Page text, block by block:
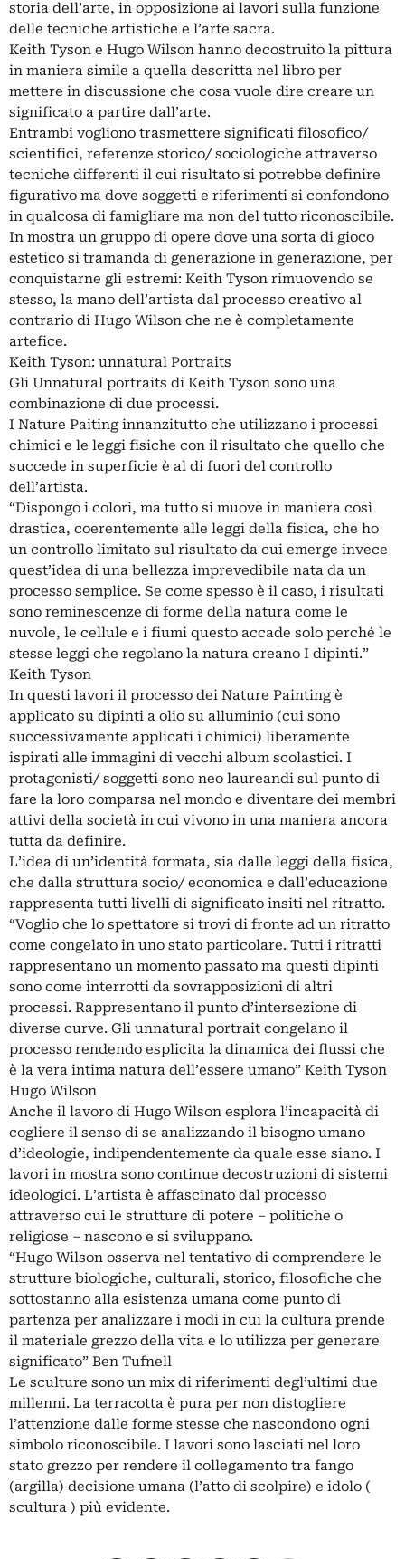
storia dell’arte, in opposizione ai lavori sulla funzione
delle tecniche artistiche e l’arte sacra.
Keith Tyson e Hugo Wilson hanno decostruito la pittura
in maniera simile a quella descritta nel libro per
mettere in discussione che cosa vuole dire creare un
significato a partire dall’arte.
Entrambi vogliono trasmettere significati filosofico/
scientifici, referenze storico/ sociologiche attraverso
tecniche differenti il cui risultato si potrebbe definire
figurativo ma dove soggetti e riferimenti si confondono
in qualcosa di famigliare ma non del tutto riconoscibile.
In mostra un gruppo di opere dove una sorta di gioco
estetico si tramanda di generazione in generazione, per
conquistarne gli estremi: Keith Tyson rimuovendo se
stesso, la mano dell’artista dal processo creativo al
contrario di Hugo Wilson che ne è completamente
artefice.
Keith Tyson: unnatural Portraits
Gli Unnatural portraits di Keith Tyson sono una
combinazione di due processi.
I Nature Paiting innanzitutto che utilizzano i processi
chimici e le leggi fisiche con il risultato che quello che
succede in superficie è al di fuori del controllo
dell’artista.
“Dispongo i colori, ma tutto si muove in maniera così
drastica, coerentemente alle leggi della fisica, che ho
un controllo limitato sul risultato da cui emerge invece
quest’idea di una bellezza imprevedibile nata da un
processo semplice. Se come spesso è il caso, i risultati
sono reminescenze di forme della natura come le
nuvole, le cellule e i fiumi questo accade solo perché le
stesse leggi che regolano la natura creano I dipinti.”
Keith Tyson
In questi lavori il processo dei Nature Painting è
applicato su dipinti a olio su alluminio (cui sono
successivamente applicati i chimici) liberamente
ispirati alle immagini di vecchi album scolastici. I
protagonisti/ soggetti sono neo laureandi sul punto di
fare la loro comparsa nel mondo e diventare dei membri
attivi della società in cui vivono in una maniera ancora
tutta da definire.
L’idea di un’identità formata, sia dalle leggi della fisica,
che dalla struttura socio/ economica e dall’educazione
rappresenta tutti livelli di significato insiti nel ritratto.
“Voglio che lo spettatore si trovi di fronte ad un ritratto
come congelato in uno stato particolare. Tutti i ritratti
rappresentano un momento passato ma questi dipinti
sono come interrotti da sovrapposizioni di altri
processi. Rappresentano il punto d’intersezione di
diverse curve. Gli unnatural portrait congelano il
processo rendendo esplicita la dinamica dei flussi che
è la vera intima natura dell’essere umano” Keith Tyson
Hugo Wilson
Anche il lavoro di Hugo Wilson esplora l’incapacità di
cogliere il senso di se analizzando il bisogno umano
d’ideologie, indipendentemente da quale esse siano. I
lavori in mostra sono continue decostruzioni di sistemi
ideologici. L’artista è affascinato dal processo
attraverso cui le strutture di potere – politiche o
religiose – nascono e si sviluppano.
“Hugo Wilson osserva nel tentativo di comprendere le
strutture biologiche, culturali, storico, filosofiche che
sottostanno alla esistenza umana come punto di
partenza per analizzare i modi in cui la cultura prende
il materiale grezzo della vita e lo utilizza per generare
significato” Ben Tufnell
Le sculture sono un mix di riferimenti degl’ultimi due
millenni. La terracotta è pura per non distogliere
l’attenzione dalle forme stesse che nascondono ogni
simbolo riconoscibile. I lavori sono lasciati nel loro
stato grezzo per rendere il collegamento tra fango
(argilla) decisione umana (l’atto di scolpire) e idolo (
scultura ) più evidente.